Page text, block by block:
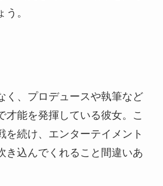
。
く、プロデュースや執筆など
才能を発揮している彼女。こ
を続け、エンターテイメント
き込んでくれること間違いあ